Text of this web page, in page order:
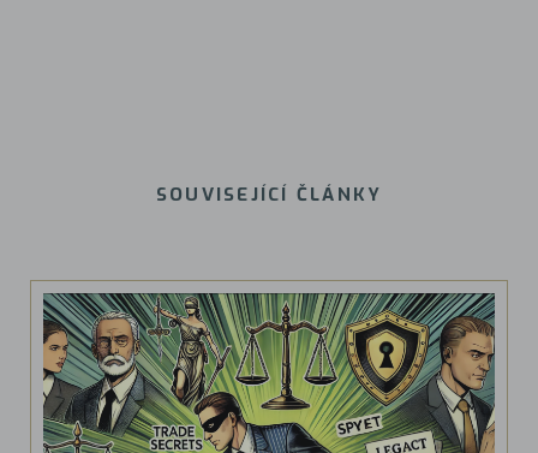
SOUVISEJÍCÍ ČLÁNKY